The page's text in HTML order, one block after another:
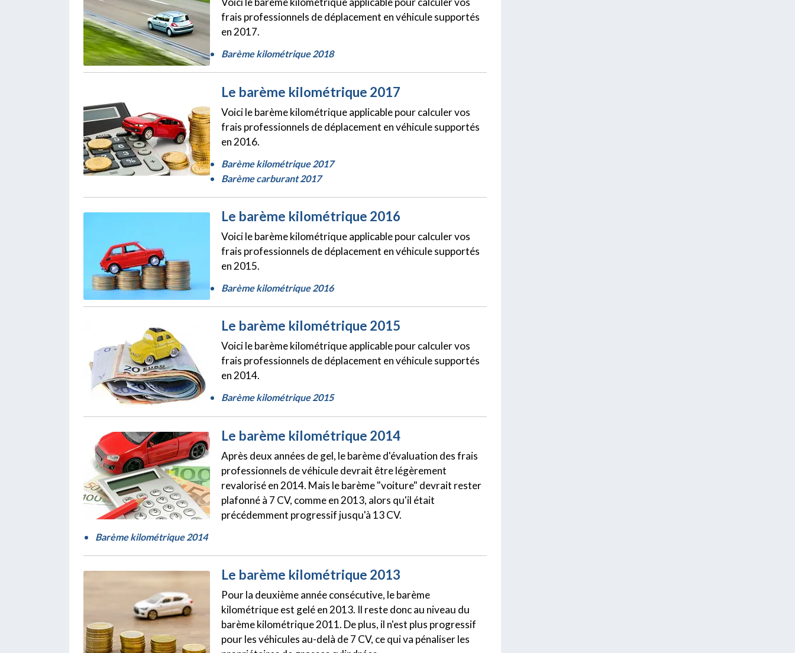
frais professionnels de déplacement en véhicule supportés
en 2017.
Barème kilométrique 2018
Le barème kilométrique 2017
Voici le barème kilométrique applicable pour calculer vos
frais professionnels de déplacement en véhicule supportés
en 2016.
Barème kilométrique 2017
Barème carburant 2017
Le barème kilométrique 2016
Voici le barème kilométrique applicable pour calculer vos
frais professionnels de déplacement en véhicule supportés
en 2015.
Barème kilométrique 2016
Le barème kilométrique 2015
Voici le barème kilométrique applicable pour calculer vos
frais professionnels de déplacement en véhicule supportés
en 2014.
Barème kilométrique 2015
Le barème kilométrique 2014
Après deux années de gel, le barème d'évaluation des frais
professionnels de véhicule devrait être légèrement
revalorisé en 2014. Mais le barème "voiture" devrait rester
plafonné à 7 CV, comme en 2013, alors qu'il était
précédemment progressif jusqu'à 13 CV.
Barème kilométrique 2014
Le barème kilométrique 2013
Pour la deuxième année consécutive, le barème
kilométrique est gelé en 2013. Il reste donc au niveau du
barème kilométrique 2011. De plus, il n'est plus progressif
pour les véhicules au-delà de 7 CV, ce qui va pénaliser les